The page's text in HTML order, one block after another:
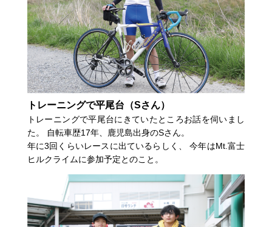
トレーニングで平尾台（Sさん）
トレーニングで平尾台にきていたところお話を伺いまし
た。 自転車歴17年、鹿児島出身のSさん。
年に3回くらいレースに出ているらしく、 今年はMt.富士
ヒルクライムに参加予定とのこと。